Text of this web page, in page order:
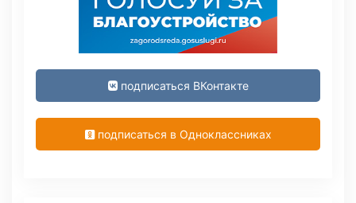
подписаться ВКонтакте
подписаться в Одноклассниках